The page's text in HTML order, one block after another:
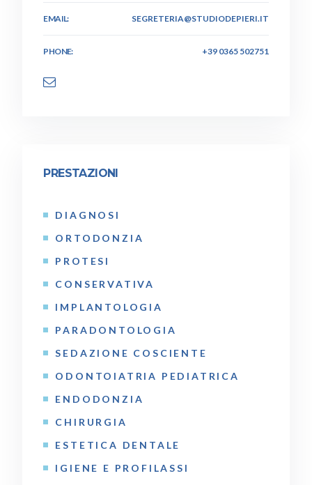
EMAIL: SEGRETERIA@STUDIODEPIERI.IT
PHONE: +39 0365 502751
PRESTAZIONI
DIAGNOSI
ORTODONZIA
PROTESI
CONSERVATIVA
IMPLANTOLOGIA
PARADONTOLOGIA
SEDAZIONE COSCIENTE
ODONTOIATRIA PEDIATRICA
ENDODONZIA
CHIRURGIA
ESTETICA DENTALE
IGIENE E PROFILASSI